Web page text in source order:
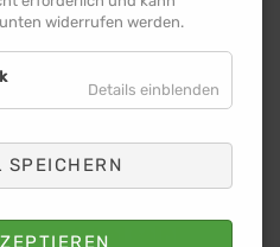
als Team an den
an info@anhalt-
25 € pro Team
Anhalt Sport e.V.
und dabei sein!
widerrufen werden.
Details einblenden
SPEICHERN